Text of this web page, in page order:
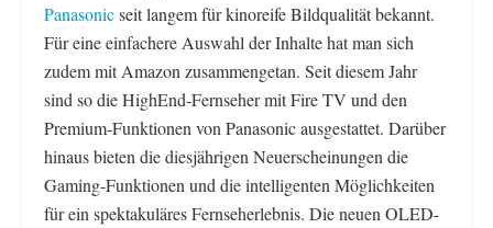
Panasonicseit langem für kinoreife Bildqualität bekannt.
Für eine einfachere Auswahl der Inhalte hat man sich
zudem mit Amazon zusammengetan. Seit diesem Jahr
sind so die HighEnd-Fernseher mit Fire TV und den
Premium-Funktionen von Panasonic ausgestattet. Darüber
hinaus bieten die diesjährigen Neuerscheinungen die
Gaming-Funktionen und die intelligenten Möglichkeiten
für ein spektakuläres Fernseherlebnis. Die neuen OLED-